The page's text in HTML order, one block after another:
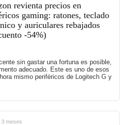
revienta precios en
gaming: ratones, teclado
y auriculares rebajados
-54%)
sin gastar una fortuna es posible,
adecuado. Este es uno de esos
mismo periféricos de Logitech G y
3 meses